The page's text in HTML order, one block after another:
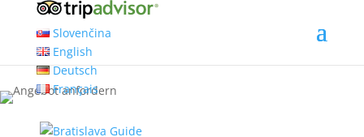
Slovenčina
English
Deutsch
Français